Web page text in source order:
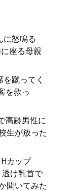
怒鳴る
座る母親
蹴ってく
を救っ
高齢男性に
生が放った
カップ
透け乳首で
聞いてみた